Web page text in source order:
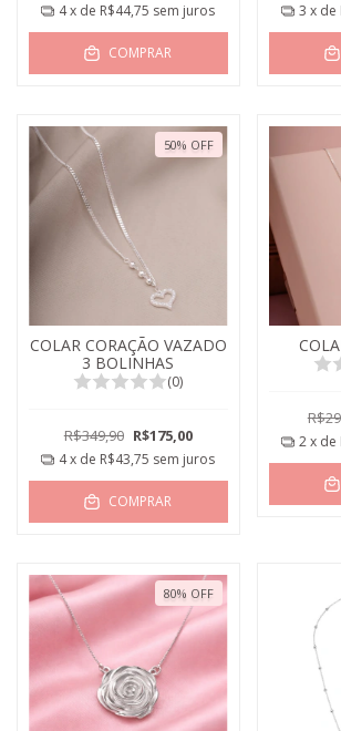
4x de R$44,75 sem juros
COMPRAR
3 x de
50% OFF
COLAR CORAÇÃO VAZADO
3 BOLINHAS
(0)
R$349,90 R$175,00
4x de R$43,75 sem juros
COMPRAR
2x de
80% OFF